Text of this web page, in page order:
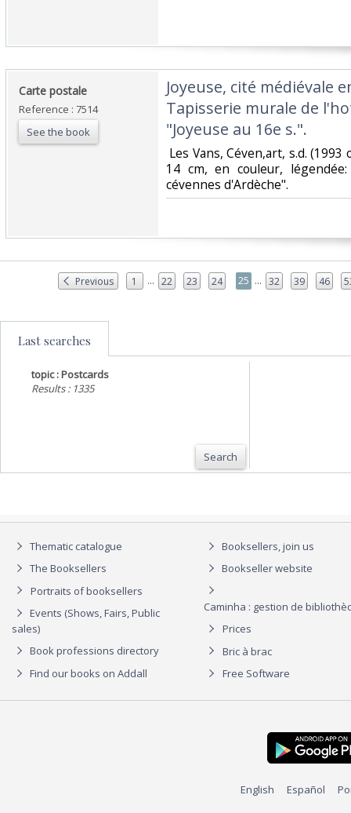
‎Carte postale ‎
Reference : 7514
See the book
‎Joyeuse, cité médiévale
Tapisserie murale de
"Joyeuse au 16e s.".‎
Les Vans, Céven,art, s.d.
14 cm, en couleur,
cévennes d'Ardèche". ‎
Previous 1 ... 22 23 24 25 ... 32 39 46
Last searches
topic : Postcards
Results : 1335
Search
Thematic catalogue
The Booksellers
Portraits of booksellers
Events (Shows, Fairs, Public
sales)
Book professions directory
Find our books on Addall
Booksellers, join us
Bookseller website
Caminha : gestion de
Prices
Bric à brac
Free Software
English Español